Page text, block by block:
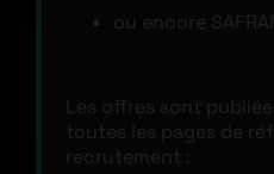
ou encore
Les offres sont
toutes les pages de
recrutement :